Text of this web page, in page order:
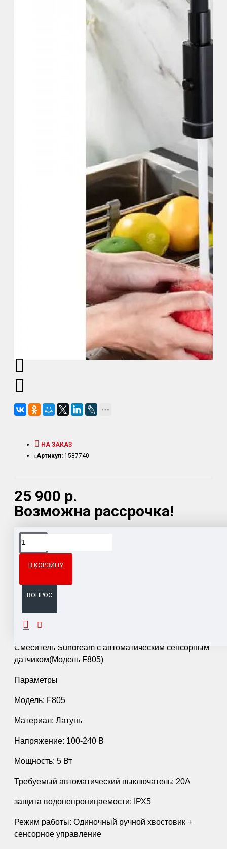
25 900 р.
Возможна рассрочка!
НА ЗАКАЗ
Артикул: 1587740
В КОРЗИНУ
ВОПРОС
Доставка товара по всему Таможенному союзу.
ОПИСАНИЕ
Смеситель Sundrеаm с автоматическим сенсорным
датчиком(Модель F805)
Параметры
Модель: F805
Материал: Латунь
Напряжение: 100-240 В
Мощность: 5 Вт
Требуемый автоматический выключатель: 20А
защита водонепроницаемости: IРХ5
Режим работы: Одиночный ручной хвостовик +
сенсорное управление